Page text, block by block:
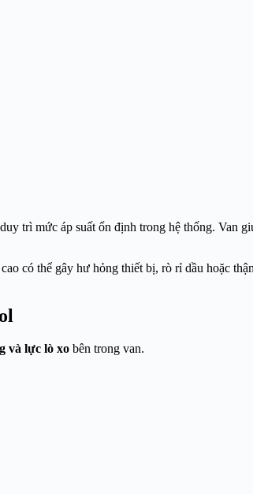
trì mức áp suất ổn định trong hệ thống. Van
có thể gây hư hỏng thiết bị, rò rỉ dầu hoặc
và lực lò xo bên trong van.